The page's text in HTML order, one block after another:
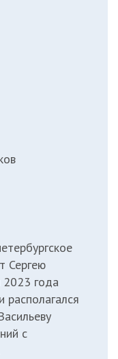
Сергею
2023 года
располагался
с